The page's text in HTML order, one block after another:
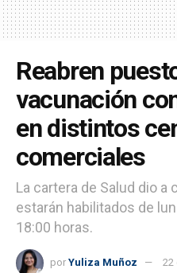
Reabren
vacunación
en distintos
comerciales
La cartera de Salud dio
estarán habilitados de
18:00 horas.
por Yuliza Muñoz 22